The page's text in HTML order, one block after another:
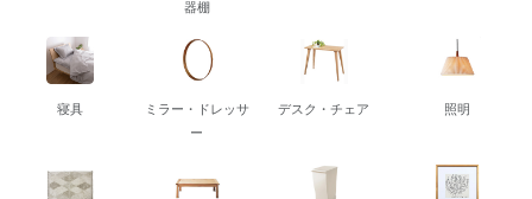
器棚
寝具
ミラー・ドレッサ
ー
デスク・チェア 照明